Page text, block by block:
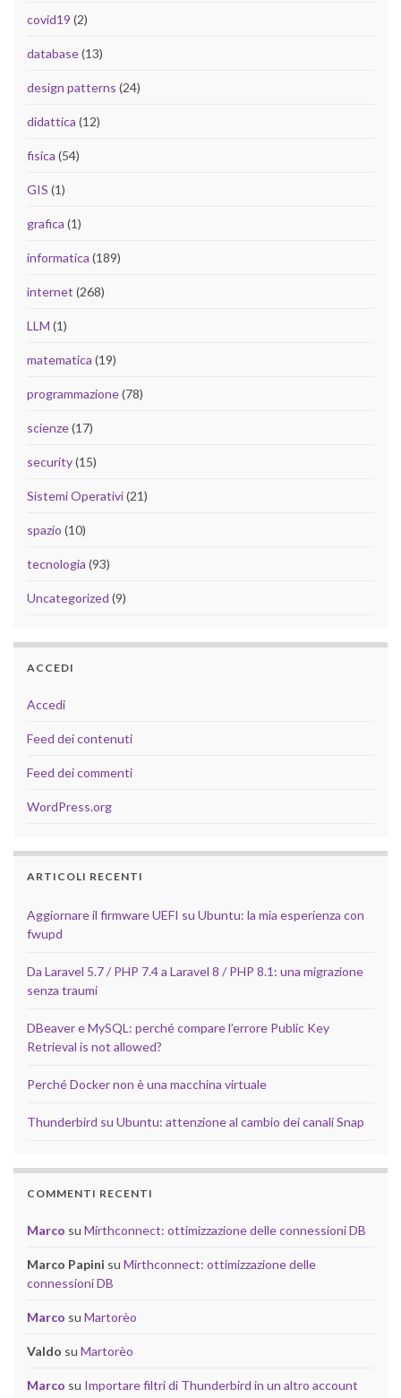
covid19 (2)
database(13)
design patterns (24)
didattica (12)
fisica (54)
GIS (1)
grafica (1)
informatica (189)
internet (268)
LLM (1)
matematica (19)
programmazione(78)
scienze(17)
security(15)
Sistemi Operativi(21)
spazio (10)
tecnologia (93)
Uncategorized (9)
ACCEDI
Accedi
Feed dei contenuti
Feed dei commenti
WordPress.org
ARTICOLI RECENTI
Aggiornare il firmware UEFI su Ubuntu: la mia esperienza con
fwupd
Da Laravel 5.7 / PHP 7.4 a Laravel 8 / PHP 8.1: una migrazione
senza traumi
DBeaver e MySQL: perché compare l’errore Public Key
Retrieval is not allowed?
Perché Docker non è una macchina virtuale
Thunderbird su Ubuntu: attenzione al cambio dei canali Snap
COMMENTI RECENTI
Marco su Mirthconnect: ottimizzazione delle connessioni DB
Marco Papini su Mirthconnect: ottimizzazione delle
connessioni DB
Marco su Martorèo
Valdo su Martorèo
Marco su Importare filtri di Thunderbird in un altro account